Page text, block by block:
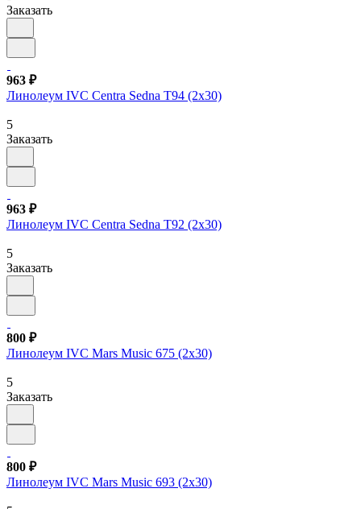
Заказать
963 ₽
Линолеум IVC Centra Sedna T94 (2х30)
5
Заказать
963 ₽
Линолеум IVC Centra Sedna T92 (2х30)
5
Заказать
800 ₽
Линолеум IVC Mars Music 675 (2х30)
5
Заказать
800 ₽
Линолеум IVC Mars Music 693 (2х30)